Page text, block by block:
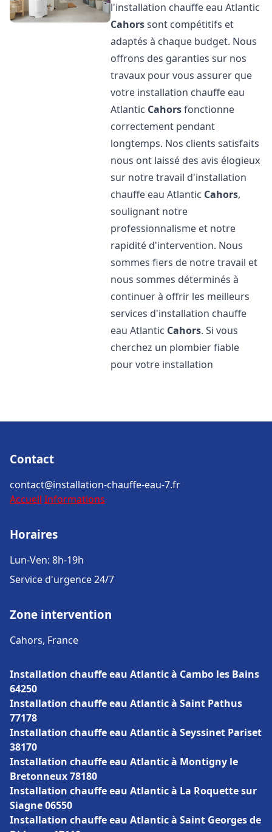
l'installation chauffe eau Atlantic
Cahorssont compétitifs et
adaptés à chaque budget. Nous
offrons des garanties sur nos
travaux pour vous assurer que
votre installation chauffe eau
Atlantic Cahorsfonctionne
correctement pendant
longtemps. Nos clients satisfaits
nous ont laissé des avis élogieux
sur notre travail d'installation
chauffe eau Atlantic Cahors,
soulignant notre
professionnalisme et notre
rapidité d'intervention. Nous
sommes fiers de notre travail et
nous sommes déterminés à
continuer à offrir les meilleurs
services d'installation chauffe
eau Atlantic Cahors. Si vous
cherchez un plombier fiable
pour votre installation
Contact
contact@installation-chauffe-eau-7.fr
Accueil Informations
Horaires
Lun-Ven: 8h-19h
Service d'urgence 24/7
Zone intervention
Cahors, France
Installation chauffe eau Atlantic à Cambo les Bains
64250
Installation chauffe eau Atlantic à Saint Pathus
77178
Installation chauffe eau Atlantic à Seyssinet Pariset
38170
Installation chauffe eau Atlantic à Montigny le
Bretonneux 78180
Installation chauffe eau Atlantic à La Roquette sur
Siagne 06550
Installation chauffe eau Atlantic à Saint Georges de